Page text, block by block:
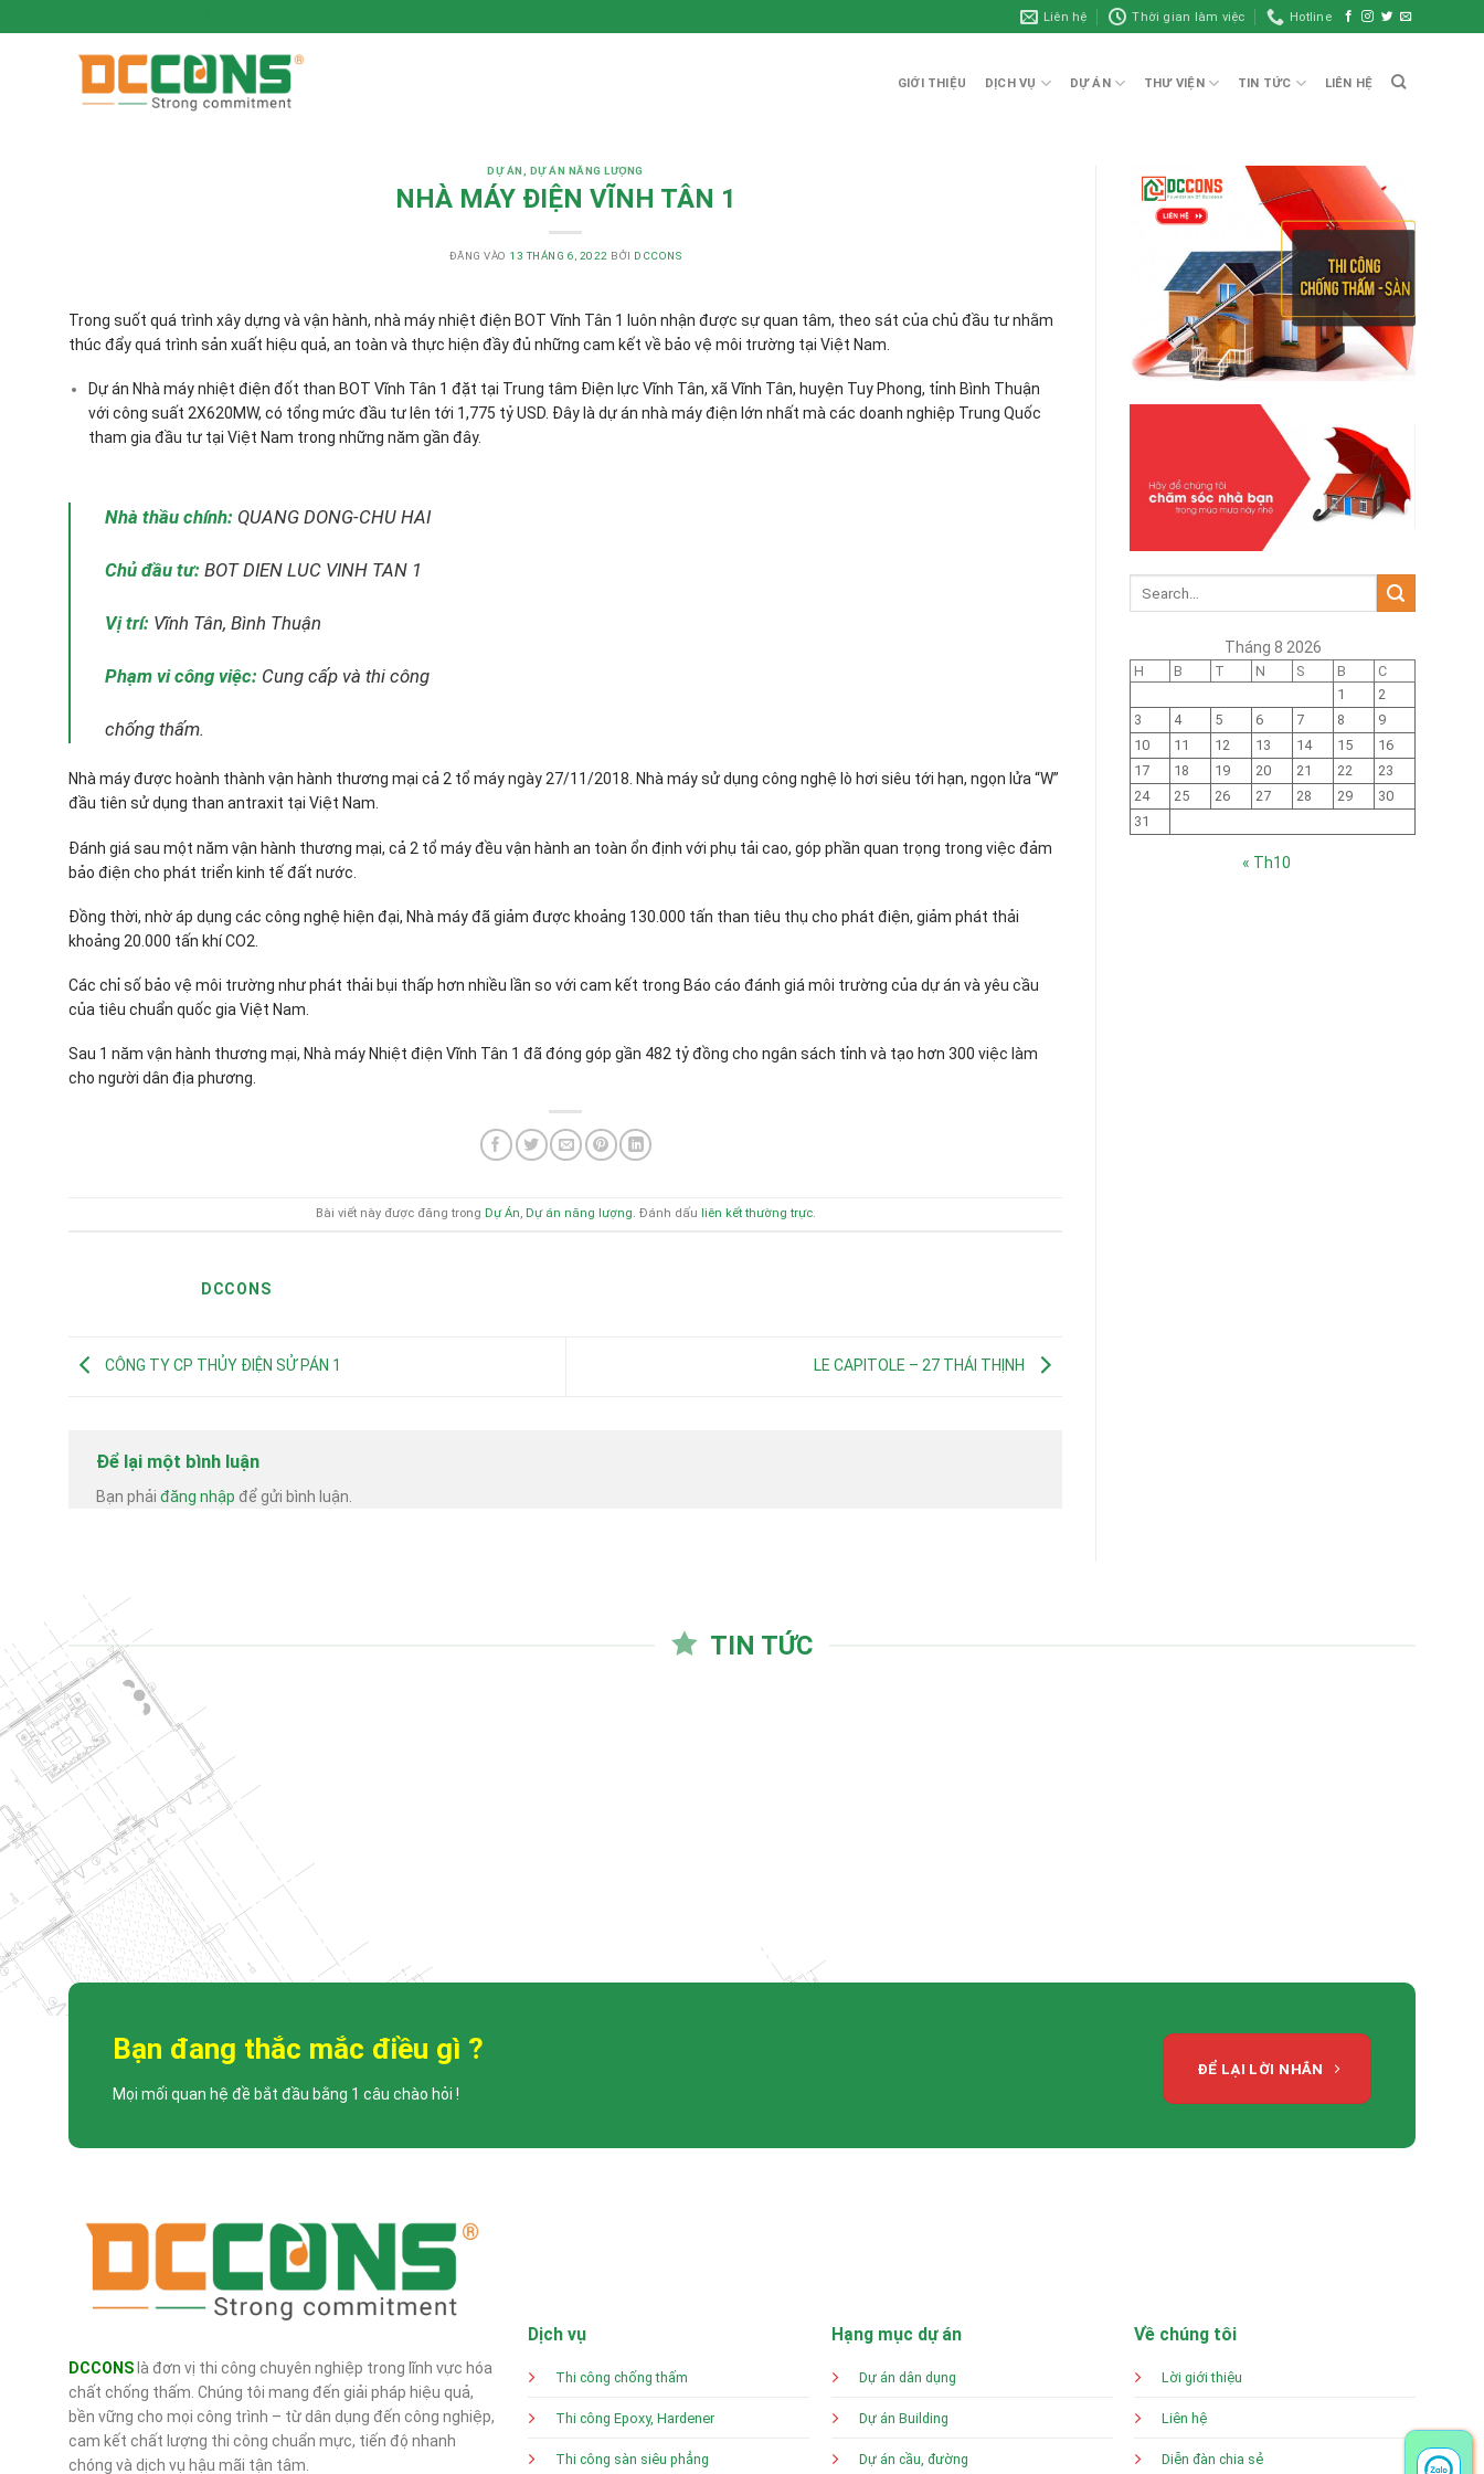
Liên hệ Thời gian làm việc Hotline
GIỚI THIỆU DỊCH VỤ DỰ ÁN THƯ VIỆN TIN TỨC LIÊN HỆ
DỰ ÁN DỰ ÁN NĂNG LƯỢNG
NHÀ MÁY ĐIỆN VĨNH TÂN 1
ĐĂNG VÀO 13 THÁNG 6, 2022 BỞI DCCONS
Trong suốt quá trình xây dựng và vận hành, nhà máy nhiệt điện BOT Vĩnh Tân 1 luôn nhận được sự quan tâm, theo sát của chủ đầu tư nhằm
thúc đẩy quá trình sản xuất hiệu quả, an toàn và thực hiện đầy đủ những cam kết về bảo vệ môi trường tại Việt Nam.
Dự án Nhà máy nhiệt điện đốt than BOT Vĩnh Tân 1 đặt tại Trung tâm Điện lực Vĩnh Tân, xã Vĩnh Tân, huyện Tuy Phong, tỉnh Bình Thuận
với công suất 2X620MW, có tổng mức đầu tư lên tới 1,775 tỷ USD. Đây là dự án nhà máy điện lớn nhất mà các doanh nghiệp Trung Quốc
tham gia đầu tư tại Việt Nam trong những năm gần đây.
Nhà thầu chính: QUANG DONG-CHU HAI
Chủ đầu tư:BOT DIEN LUC VINH TAN 1
Vị trí: Vĩnh Tân, Bình Thuận
Phạm vi công việc: Cung cấp và thi công
chống thấm.
Nhà máy được hoành thành vận hành thương mại cả 2 tổ máy ngày 27/11/2018. Nhà máy sử dụng công nghệ lò hơi siêu tới hạn, ngọn lửa “W”
đầu tiên sử dụng than antraxit tại Việt Nam.
Đánh giá sau một năm vận hành thương mại, cả 2 tổ máy đều vận hành an toàn ổn định với phụ tải cao, góp phần quan trọng trong việc đảm
bảo điện cho phát triển kinh tế đất nước.
Đồng thời, nhờ áp dụng các công nghệ hiện đại, Nhà máy đã giảm được khoảng 130.000 tấn than tiêu thụ cho phát điện, giảm phát thải
khoảng 20.000 tấn khí CO2.
Các chỉ số bảo vệ môi trường như phát thải bụi thấp hơn nhiều lần so với cam kết trong Báo cáo đánh giá môi trường của dự án và yêu cầu
của tiêu chuẩn quốc gia Việt Nam.
Sau 1 năm vận hành thương mại, Nhà máy Nhiệt điện Vĩnh Tân 1 đã đóng góp gần 482 tỷ đồng cho ngân sách tỉnh và tạo hơn 300 việc làm
cho người dân địa phương.
Bài viết này được đăng trong Dự Án, Dự án năng lượng. Đánh dấu liên kết thường trực.
DCCONS
CÔNG TY CP THỦY ĐIỆN SỬ PÁN 1 LE CAPITOLE – 27 THÁI THỊNH
Để lại một bình luận
Bạn phải đăng nhập để gửi bình luận.
Tháng 8 2026
H B T N S B
C
1
2
3
4 5 6 7 8
9
10
11 12 13 14 15
16
17
18 19 20 21 22
23
24
25 26 27 28 29
30
31
« Th10
TIN TỨC
03
Th10
Bạn đang thắc mắc điều gì ?
Mọi mối quan hệ đề bắt đầu bằng 1 câu chào hỏi !
ĐỂ LẠI LỜI NHẮN
DCCONS là đơn vị thi công chuyên nghiệp trong lĩnh vực hóa
chất chống thấm. Chúng tôi mang đến giải pháp hiệu quả,
bền vững cho mọi công trình – từ dân dụng đến công nghiệp,
cam kết chất lượng thi công chuẩn mực, tiến độ nhanh
chóng và dịch vụ hậu mãi tận tâm.
Dịch vụ
Thi công chống thấm
Thi công Epoxy, Hardener
Thi công sàn siêu phẳng
Hạng mục dự án
Dự án dân dụng
Dự án Building
Dự án cầu, đường
Về chúng tôi
Lời giới thiệu
Liên hệ
Diễn đàn chia sẻ